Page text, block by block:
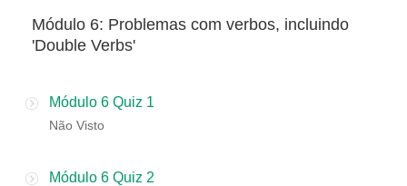
​Módulo 6: Problemas com verbos, incluindo
'Double Verbs'
Módulo 6 Quiz 1
Não Visto
Módulo 6 Quiz 2